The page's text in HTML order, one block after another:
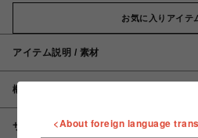
お気に入りアイテ
アイテム説明 / 素材
概要
サイズ <About foreign language